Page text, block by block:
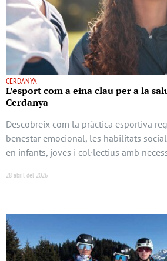
CERDANYA
L’esport com a eina clau per a la
Cerdanya
Descobreix com la pràctica esportiva
benestar emocional, les habilitats
en infants, joves i col·lectius amb
28 abril del 2026